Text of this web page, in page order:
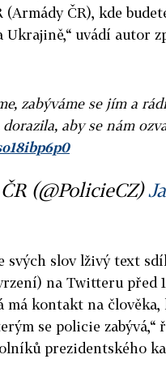
(Armády ČR), kde
Ukrajině,“ uvádí autor
zabýváme se jím a
dorazila, aby se nám
(@PolicieCZ)
svých slov lživý text
na Twitteru před
má kontakt na
se policie
prezidentského